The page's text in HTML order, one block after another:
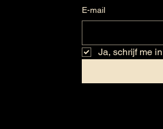
E-mail
Ja, schrijf me